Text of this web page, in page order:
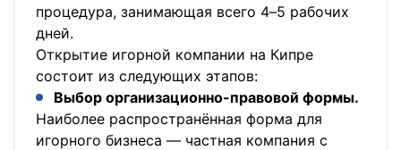
процедура, занимающая всего 4–5 рабочих
дней.
Открытие игорной компании на Кипре
состоит из следующих этапов:
Выбор организационно-правовой формы.
Наиболее распространённая форма для
игорного бизнеса — частная компания с